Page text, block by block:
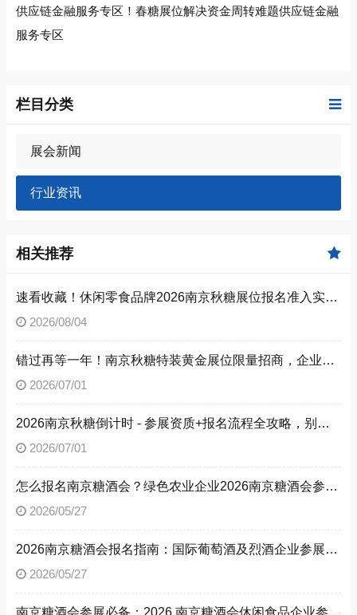
供应链金融服务专区！春糖展位解决资金周转难题供应链金融
服务专区
栏目分类
展会新闻
行业资讯
相关推荐
速看收藏！休闲零食品牌2026南京秋糖展位报名准入实操步骤
2026/08/04
错过再等一年！南京秋糖特装黄金展位限量招商，企业抓紧提交预定申请
2026/07/01
2026南京秋糖倒计时 - 参展资质+报名流程全攻略，别让材料缺失毁了秋糖之旅
2026/07/01
怎么报名南京糖酒会？绿色农业企业2026南京糖酒会参展流程与参展资质全解析
2026/05/27
2026南京糖酒会报名指南：国际葡萄酒及烈酒企业参展流程、参展资质，解锁南京糖酒会参展方法
2026/05/27
南京糖酒会参展必备：2026 南京糖酒会休闲食品企业参展流程与资质文件清单